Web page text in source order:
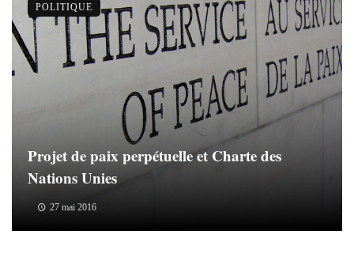
Projet de paix perpétuelle et Charte des
Nations Unies
27 mai 2016
POLITIQUE